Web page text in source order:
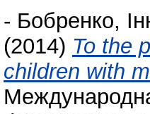
- Бобренко,
(2014) To the
children with